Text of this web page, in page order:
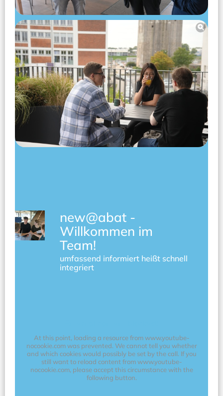
new@abat -
Willkommen im
Team!
umfassend informiert heißt schnell
integriert
At this point, loading a resource from www.youtube-
nocookie.com was prevented. We cannot tell you whether
and which cookies would possibly be set by the call. If you
still want to reload content from www.youtube-
nocookie.com, please accept this circumstance with the
following button.